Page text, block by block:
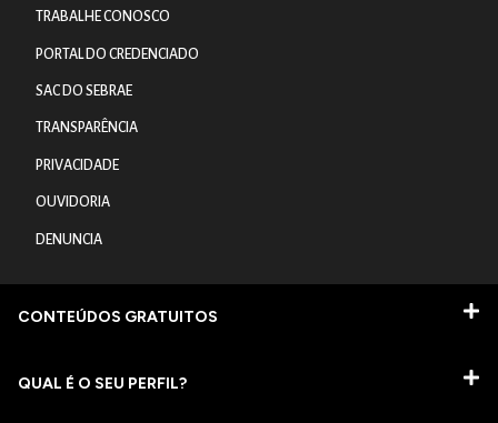
TRABALHE CONOSCO
PORTAL DO CREDENCIADO
SAC DO SEBRAE
TRANSPARÊNCIA
PRIVACIDADE
OUVIDORIA
DENUNCIA
CONTEÚDOS GRATUITOS
QUAL É O SEU PERFIL?